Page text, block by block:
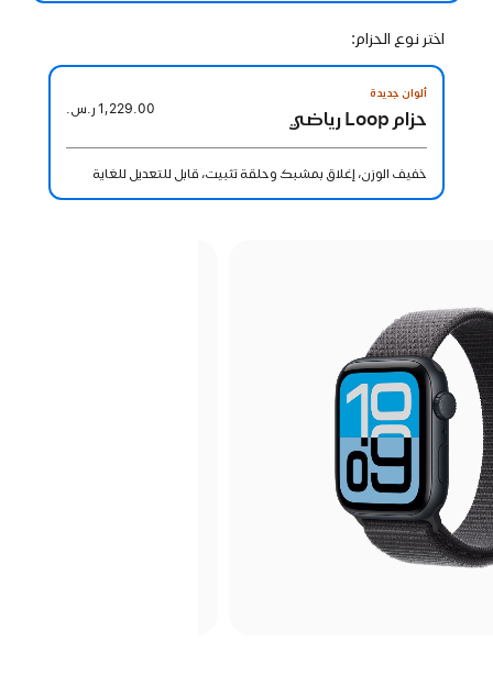
اختر نوع الحزام:
ألوان جديدة
حزام Loop رياضي 1,229.00 ر.س.‏
خفيف الوزن، إغلاق بمشبك وحلقة تثبيت، قابل للتعديل للغاية